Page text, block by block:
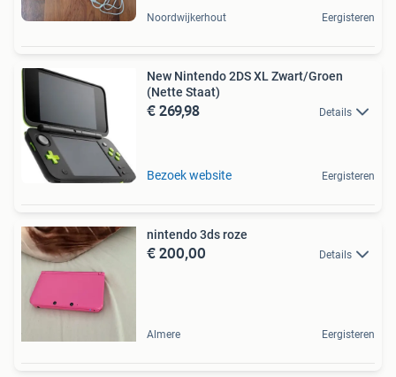
Noordwijkerhout Eergisteren
New Nintendo 2DS XL Zwart/Groen
(Nette Staat)
€ 269,98 Details
Bezoek website Eergisteren
nintendo 3ds roze
€ 200,00 Details
Almere Eergisteren